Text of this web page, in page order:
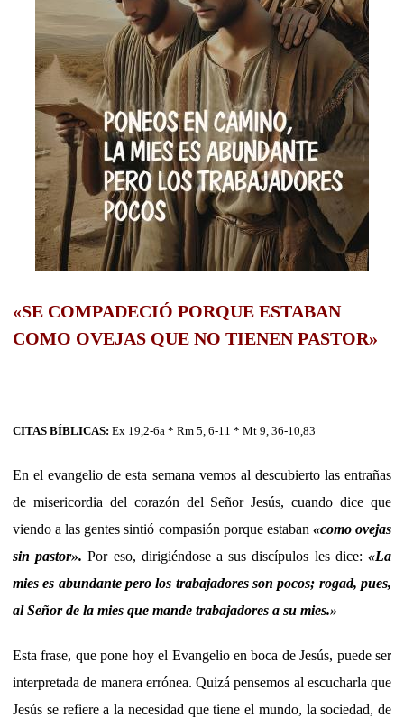
«SE COMPADECIÓ PORQUE ESTABAN
COMO OVEJAS QUE NO TIENEN PASTOR»
CITAS BÍBLICAS: Ex 19,2-6a * Rm 5, 6-11 * Mt 9, 36-10,83
En el evangelio de esta semana vemos al descubierto las entrañas
de misericordia del corazón del Señor Jesús, cuando dice que
viendo a las gentes sintió compasión porque estaban «como ovejas
sin pastor». Por eso, dirigiéndose a sus discípulos les dice:«La
mies es abundante pero los trabajadores son pocos; rogad, pues,
al Señor de la mies que mande trabajadores a su mies.»
Esta frase, que pone hoy el Evangelio en boca de Jesús, puede ser
interpretada de manera errónea. Quizá pensemos al escucharla que
Jesús se refiere a la necesidad que tiene el mundo, la sociedad, de